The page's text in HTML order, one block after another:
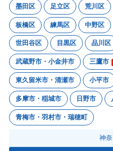
墨田区 足立区 荒川区
板橋区 練馬区 中野区
世田谷区 目黒区 品川区
武蔵野市・小金井市 三鷹市
東久留米市・清瀬市 小平市
多摩市・稲城市 日野市
青梅市・羽村市・瑞穂町
神